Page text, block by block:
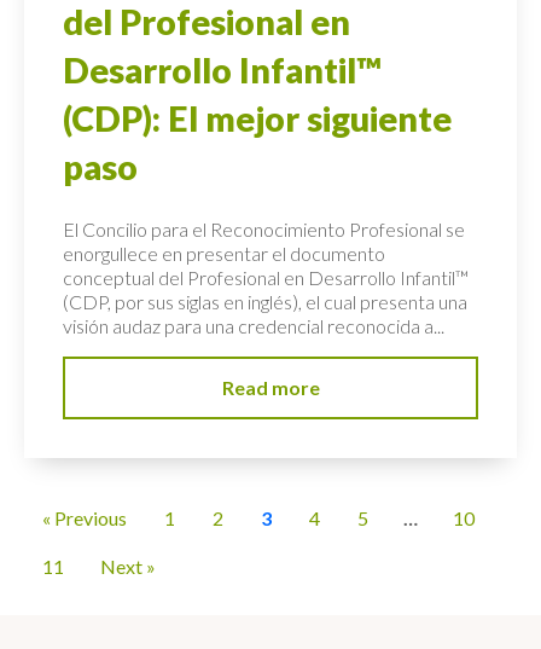
del Profesional en
Desarrollo Infantil™
(CDP): El mejor siguiente
paso
El Concilio para el Reconocimiento Profesional se
enorgullece en presentar el documento
conceptual del Profesional en Desarrollo Infantil™
(CDP, por sus siglas en inglés), el cual presenta una
visión audaz para una credencial reconocida a...
Read more
« Previous 1 2 3 4 5 … 10
11 Next »